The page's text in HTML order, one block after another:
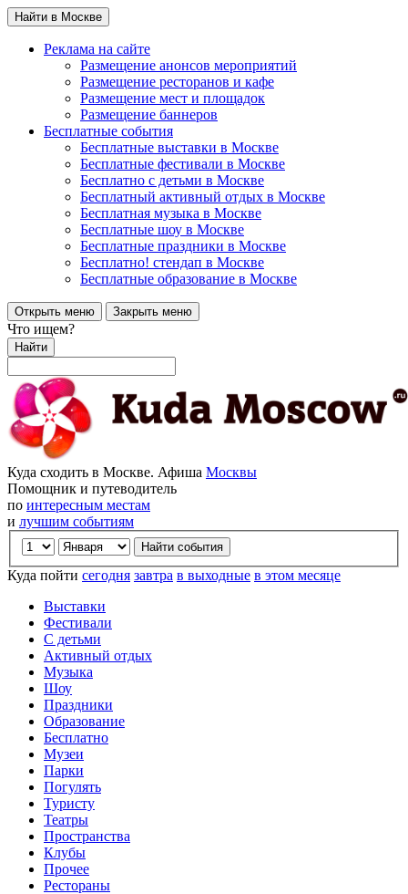
Найти в Москве
Реклама на сайте
Размещение анонсов мероприятий
Размещение ресторанов и кафе
Размещение мест и площадок
Размещение баннеров
Бесплатные события
Бесплатные выставки в Москве
Бесплатные фестивали в Москве
Бесплатно с детьми в Москве
Бесплатный активный отдых в Москве
Бесплатная музыка в Москве
Бесплатные шоу в Москве
Бесплатные праздники в Москве
Бесплатно! стендап в Москве
Бесплатные образование в Москве
Открыть меню Закрыть меню
Что ищем?
Найти
Куда сходить в Москве. Афиша Москвы
Помощник и путеводитель
по интересным местам
и лучшим событиям
Куда пойти сегодня завтра в выходные в этом месяце
Выставки
Фестивали
С детьми
Активный отдых
Музыка
Шоу
Праздники
Образование
Бесплатно
Музеи
Парки
Погулять
Туристу
Театры
Пространства
Клубы
Прочее
Рестораны